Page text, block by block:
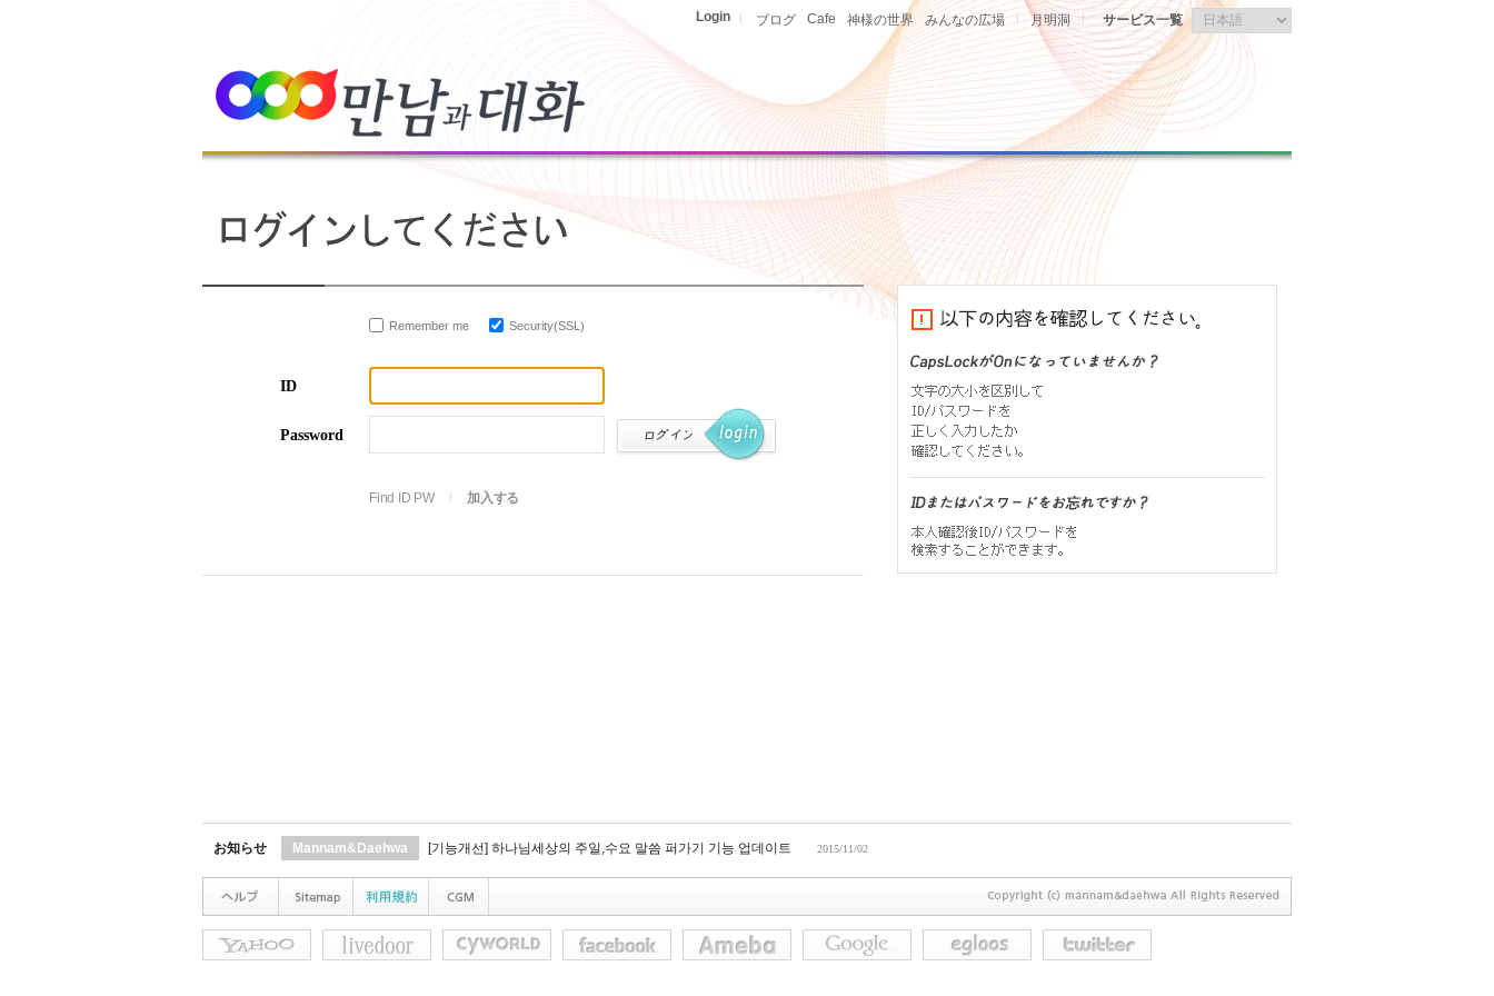
サービス一覧
ブログ Cafe 神様の世界 みんなの広場 | 月明洞 |
Login |
Remember me Security(SSL)
ID
Password
Find ID PW 加入する
お知らせ Mannam&Daehwa [기능개선] 하나님세상의 주일,수요 말씀 퍼가기 기능 업데이트 2015/11/02